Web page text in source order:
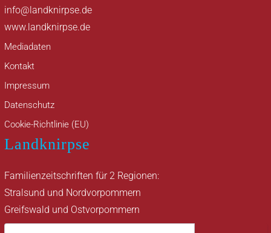
info@landknirpse.de
www.landknirpse.de
Mediadaten
Kontakt
Impressum
Datenschutz
Cookie-Richtlinie (EU)
Landknirpse
Familienzeitschriften für 2 Regionen:
Stralsund und Nordvorpommern
Greifswald und Ostvorpommern
Suche